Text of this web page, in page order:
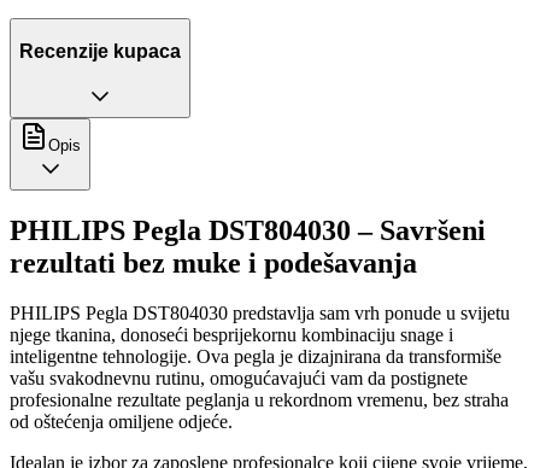
Recenzije kupaca
Opis
PHILIPS Pegla DST804030 – Savršeni
rezultati bez muke i podešavanja
PHILIPS Pegla DST804030 predstavlja sam vrh ponude u svijetu
njege tkanina, donoseći besprijekornu kombinaciju snage i
inteligentne tehnologije. Ova pegla je dizajnirana da transformiše
vašu svakodnevnu rutinu, omogućavajući vam da postignete
profesionalne rezultate peglanja u rekordnom vremenu, bez straha
od oštećenja omiljene odjeće.
Idealan je izbor za zaposlene profesionalce koji cijene svoje vrijeme,